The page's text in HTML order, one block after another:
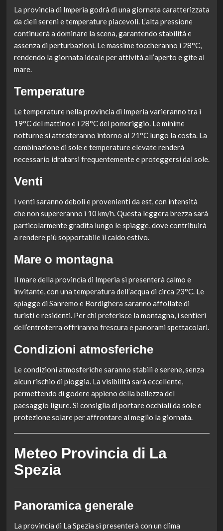
La provincia di Imperia godrà di una giornata caratterizzata
da cieli sereni e temperature piacevoli. L’alta pressione
continuerà a dominare la scena, garantendo stabilità e
assenza di perturbazioni. Le massime toccheranno i 28°C,
rendendo la giornata ideale per attività all’aperto e gite al
mare.
Temperature
Le temperature nella provincia di Imperia varieranno tra i
19°C del mattino e i 28°C del pomeriggio. Le minime
notturne si attesteranno intorno ai 21°C lungo la costa. La
combinazione di sole e temperature elevate renderà
necessario idratarsi frequentemente e proteggersi dal sole.
Venti
I venti saranno deboli e provenienti da est, con intensità
che non supereranno i 10 km/h. Questa leggera brezza sarà
particolarmente gradita lungo le spiagge, dove contribuirà
a rendere più sopportabile il caldo estivo.
Mare o montagna
Il mare della provincia di Imperia si presenterà calmo e
invitante, con una temperatura dell’acqua di circa 23°C. Le
spiagge di Sanremo e Bordighera saranno affollate di
turisti e residenti. Per chi preferisce la montagna, i sentieri
dell’entroterra offriranno frescura e panorami spettacolari.
Condizioni atmosferiche
Le condizioni atmosferiche saranno stabili e serene, senza
alcun rischio di pioggia. La visibilità sarà eccellente,
permettendo di godere appieno della bellezza del
paesaggio ligure. Si consiglia di portare occhiali da sole e
protezione solare per affrontare al meglio la giornata.
Meteo Provincia di La
Spezia
Panoramica generale
La provincia di La Spezia si presenterà con un clima